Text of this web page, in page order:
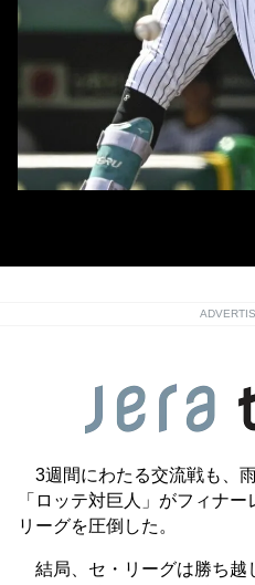
3週間にわたる交流戦も、
「ロッテ対巨人」がフィナ
リーグを圧倒した。
結局、セ・リーグは勝ち越